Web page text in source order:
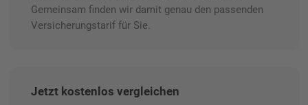
Gemeinsam finden wir damit genau den passenden
Versicherungstarif für Sie.
Jetzt kostenlos vergleichen